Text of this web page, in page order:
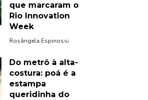
que marcaram o
Rio Innovation
Week
Rosângela Espinossi
Do metrô à alta-
costura: poá é a
estampa
queridinha do